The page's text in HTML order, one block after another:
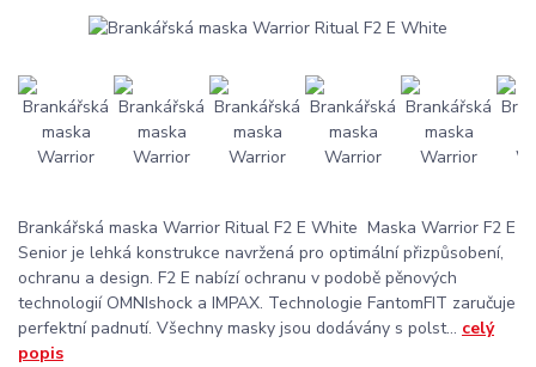
Brankářská maska Warrior Ritual F2 E White Maska Warrior F2 E
Senior je lehká konstrukce navržená pro optimální přizpůsobení,
ochranu a design. F2 E nabízí ochranu v podobě pěnových
technologií OMNIshock a IMPAX. Technologie FantomFIT zaručuje
perfektní padnutí. Všechny masky jsou dodávány s polst... celý
popis